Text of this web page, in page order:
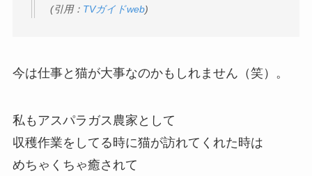
(引用： TVガイドweb)
今は仕事と猫が大事なのかもしれません（笑）。
私もアスパラガス農家として
収穫作業をしてる時に猫が訪れてくれた時は
めちゃくちゃ癒されて